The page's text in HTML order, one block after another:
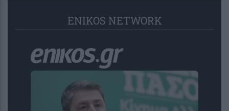
ENIKOS NETWORK